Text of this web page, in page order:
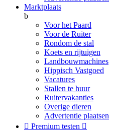
Marktplaats
b
Voor het Paard
Voor de Ruiter
Rondom de stal
Koets en rijtuigen
Landbouwmachines
Hippisch Vastgoed
Vacatures
Stallen te huur
Ruitervakanties
Overige dieren
Advertentie plaatsen
 Premium testen 